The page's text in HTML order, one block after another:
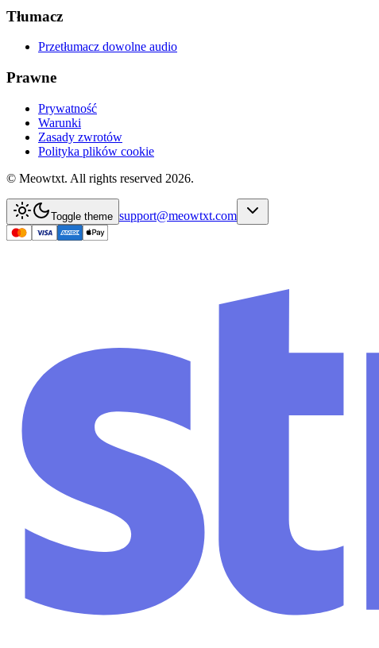
Tłumacz
Przetłumacz dowolne audio
Prawne
Prywatność
Warunki
Zasady zwrotów
Polityka plików cookie
© Meowtxt. All rights reserved 2026.
Toggle theme support@meowtxt.com